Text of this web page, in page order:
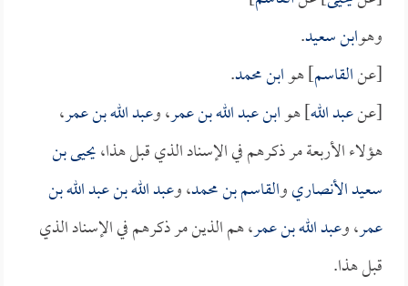
وهوابن سعيد.
[عنالقاسم] هوابن محمد.
[عنعبد الله] هوابن عبد الله بن عمر، وعبد الله بن عمر،
هؤلاء الأربعة مر ذكرهم في الإسناد الذي قبل هذا،يحيى بن
سعيد الأنصاريوالقاسم بن محمد، وعبد الله بن عبد الله بن
عمر، وعبد الله بن عمر، هم الذين مر ذكرهم في الإسناد الذي
قبل هذا.